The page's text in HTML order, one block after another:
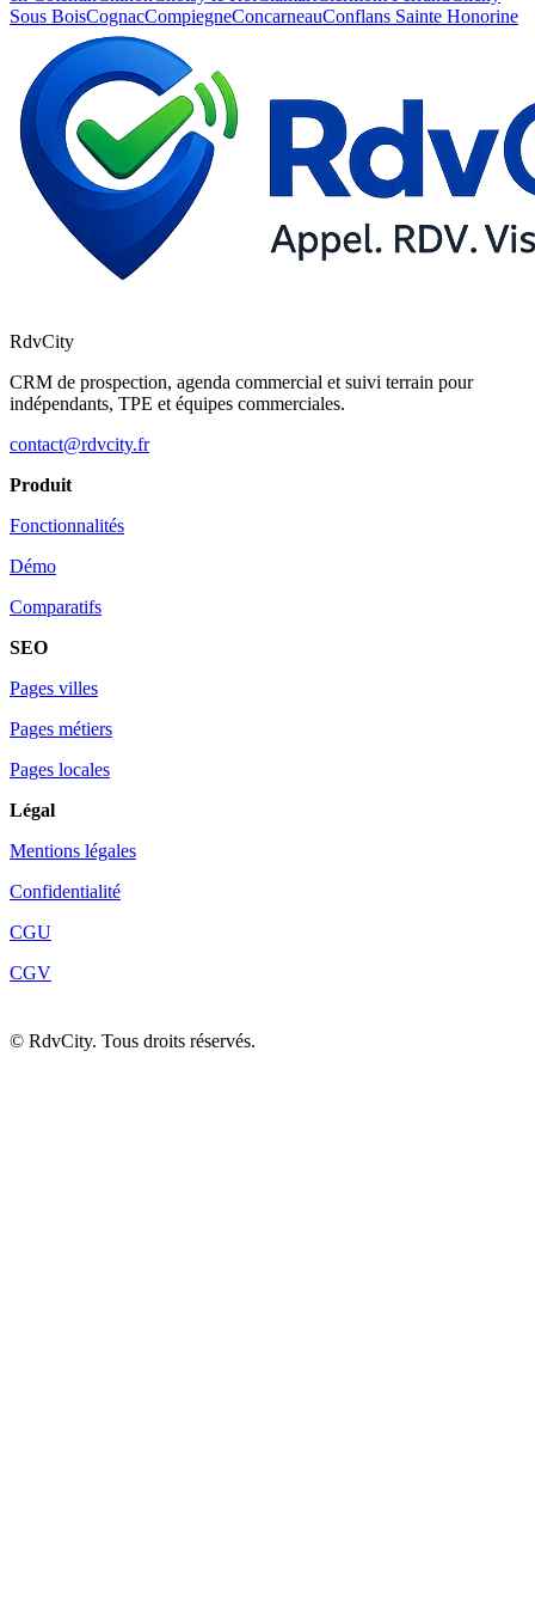
Sous BoisCognacCompiegneConcarneauConflans Sainte Honorine
RdvCity
CRM de prospection, agenda commercial et suivi terrain pour
indépendants, TPE et équipes commerciales.
contact@rdvcity.fr
Produit
Fonctionnalités
Démo
Comparatifs
SEO
Pages villes
Pages métiers
Pages locales
Légal
Mentions légales
Confidentialité
CGU
CGV
© RdvCity. Tous droits réservés.